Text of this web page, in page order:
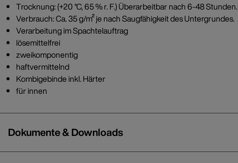
Trocknung: (+20 °C, 65 % r. F.) Überarbeitbar nach 6-48 Stunden.
Verbrauch: Ca. 35 g/m² je nach Saugfähigkeit des Untergrundes.
Verarbeitung im Spachtelauftrag
lösemittelfrei
zweikomponentig
haftvermittelnd
Kombigebinde inkl. Härter
für innen
Dokumente & Downloads